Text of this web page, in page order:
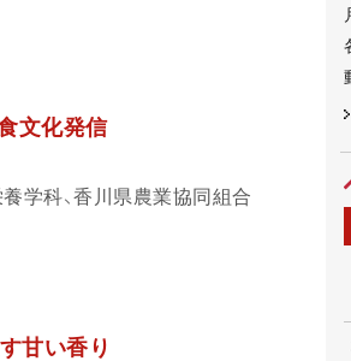
文化発信
学科、香川県農業協同組合
甘い香り